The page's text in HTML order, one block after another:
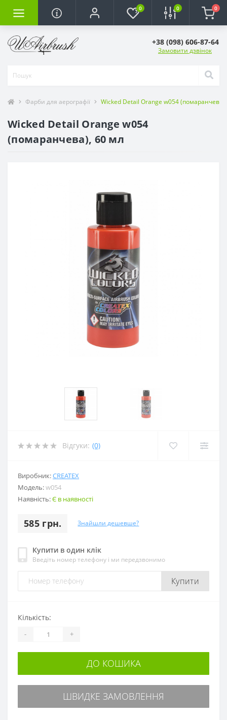
0 0 0
+38 (098) 606-87-64
Замовити дзвінок
Фарби для аерографії Wicked Detail Orange w054
Wicked Detail Orange w054
(помаранчева), 60 мл
Відгуки: (0)
Виробник:CREATEX
Модель:w054
Наявність:Є в наявності
585 грн. Знайшли дешевше?
Купити в один клік
Введіть номер телефону і ми передзвонимо
Купити
Кількість:
- +
ДО КОШИКА
ШВИДКЕ ЗАМОВЛЕННЯ